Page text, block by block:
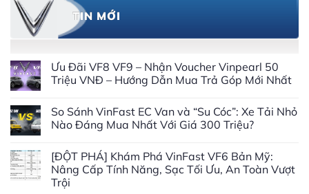
TIN MỚI
Ưu Đãi VF8 VF9 – Nhận Voucher Vinpearl 50
Triệu VNĐ – Hướng Dẫn Mua Trả Góp Mới Nhất
So Sánh VinFast EC Van và “Su Cóc”: Xe Tải Nhỏ
Nào Đáng Mua Nhất Với Giá 300 Triệu?
[ĐỘT PHÁ] Khám Phá VinFast VF6 Bản Mỹ:
Nâng Cấp Tính Năng, Sạc Tối Ưu, An Toàn Vượt
Trội